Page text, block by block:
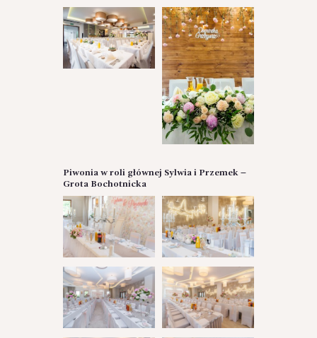
Piwonia w roli głównej Sylwia i Przemek –
Grota Bochotnicka